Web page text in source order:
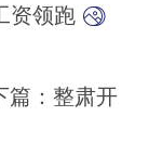
资领跑
篇：整肃开